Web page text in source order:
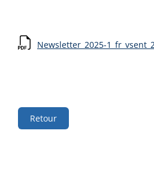
Newsletter_2025-
Retour